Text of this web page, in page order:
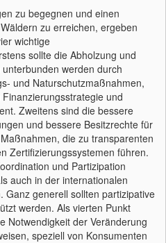
zu begegnen und einen
zu erreichen, ergeben
wichtige
sollte die Abholzung und
werden durch
und Naturschutzmaßnahmen,
und
Zweitens sind die bessere
und bessere Besitzrechte für
die zu transparenten
Zertifizierungssystemen führen.
und Partizipation
auch in der internationalen
Ganz generell sollten partizipative
werden. Als vierten Punkt
Notwendigkeit der Veränderung
speziell von Konsumenten